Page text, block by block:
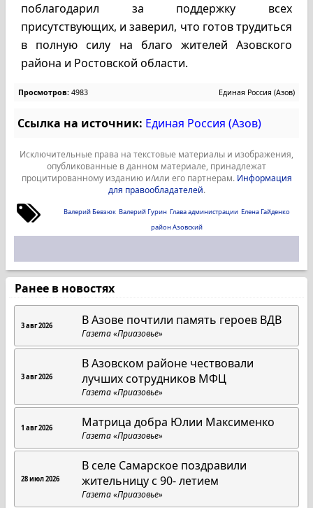
поблагодарил за поддержку всех
присутствующих, и заверил, что готов трудиться
в полную силу на благо жителей Азовского
района и Ростовской области.
Просмотров: 4983 Единая Россия (Азов)
Ссылка на источник: Единая Россия (Азов)
Исключительные права на текстовые материалы и изображения,
опубликованные в данном материале, принадлежат
процитированному изданию и/или его партнерам. Информация
для правообладателей.
Валерий Бевзюк Валерий Гурин Глава администрации Елена Гайденко
район Азовский
Ранее в новостях
3 авг 2026 В Азове почтили память героев ВДВ
Газета «Приазовье»
3 авг 2026
В Азовском районе чествовали
лучших сотрудников МФЦ
Газета «Приазовье»
1 авг 2026 Матрица добра Юлии Максименко
Газета «Приазовье»
28 июл 2026
В селе Самарское поздравили
жительницу с 90- летием
Газета «Приазовье»